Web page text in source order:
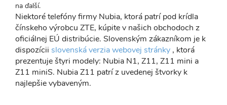
na ďalší.
Niektoré telefóny firmy Nubia, ktorá patrí pod krídla
čínskeho výrobcu ZTE, kúpite v našich obchodoch z
oficiálnej EÚ distribúcie. Slovenským zákazníkom je k
dispozícii slovenská verzia webovej stránky , ktorá
prezentuje štyri modely: Nubia N1, Z11, Z11 mini a
Z11 miniS. Nubia Z11 patrí z uvedenej štvorky k
najlepšie vybaveným.